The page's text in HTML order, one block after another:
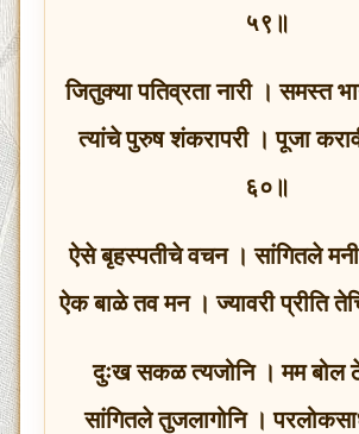
५९॥
जितुक्या पतिव्रता नारी । समस्त
त्यांचे पुरुष शंकरापरी । पूजा
६०॥
ऐसे बृहस्पतीचे वचन । सांगितले मनी
ऐक बाळे तव मन । ज्यावरी प्रीति
दुःख सकळ त्यजोनि । मम बोल
सांगितले तुजलागोनि ।